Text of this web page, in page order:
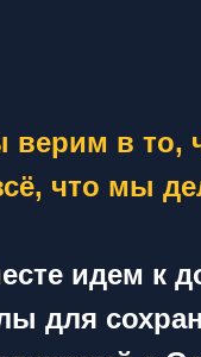
верим в то,
что мы
идем к
для